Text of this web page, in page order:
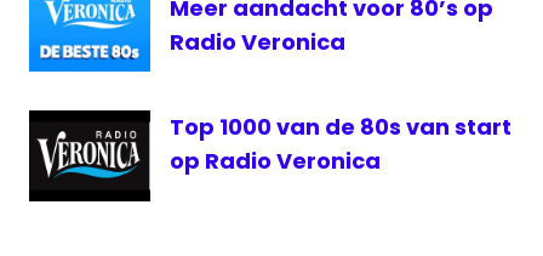
Meer aandacht voor 80’s op
Radio Veronica
Top 1000 van de 80s van start
op Radio Veronica